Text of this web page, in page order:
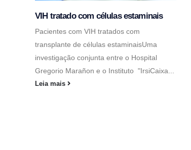
VIH tratado com células estaminais
Pacientes com VIH tratados com
transplante de células estaminaisUma
investigação conjunta entre o Hospital
Gregorio Marañon e o Instituto "IrsiCaixa...
Leia mais